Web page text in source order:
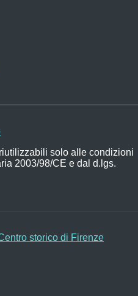
solo alle condizioni
2003/98/CE e dal d.lgs.
storico di Firenze